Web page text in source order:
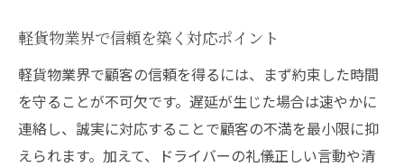
軽貨物ドライバーとして信頼を得る工夫
挨拶や礼儀が軽貨物満足度を左右する要素
軽貨物現場でできる真心サービスの大切さ
軽貨物業界で信頼を築く対応ポイント
軽貨物業界で顧客の信頼を得るには、まず約束した時間
を守ることが不可欠です。遅延が生じた場合は速やかに
連絡し、誠実に対応することで顧客の不満を最小限に抑
えられます。加えて、ドライバーの礼儀正しい言動や清